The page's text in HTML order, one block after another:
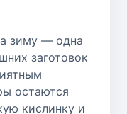
зиму — одна
заготовок
остаются
кислинку и